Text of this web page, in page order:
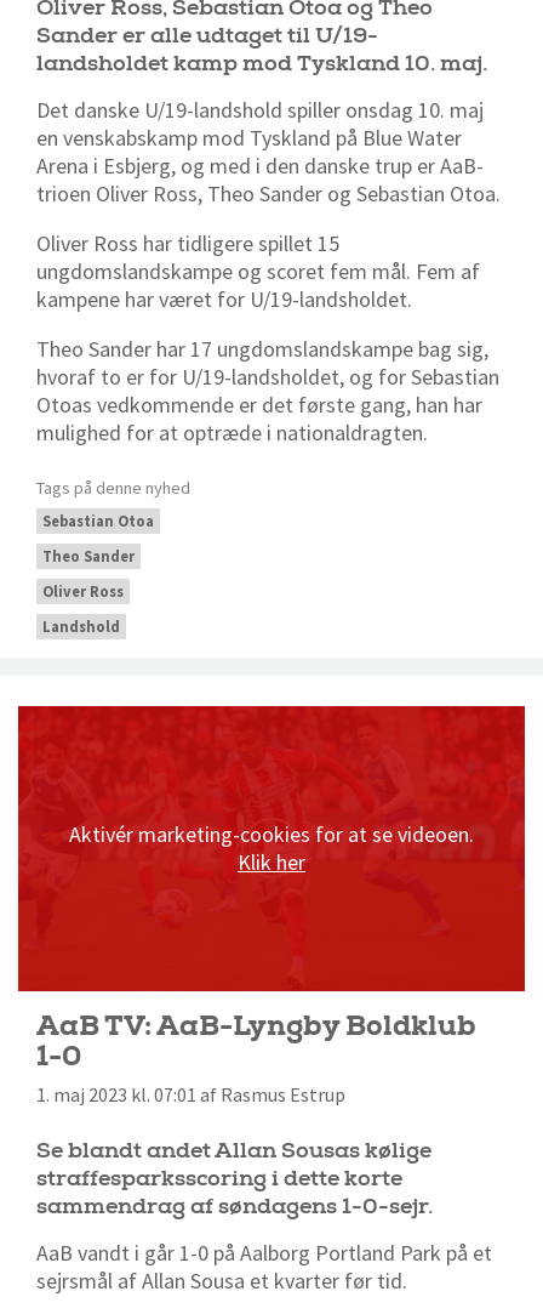
Oliver Ross, Sebastian Otoa og Theo
Sander er alle udtaget til U/19-
landsholdet kamp mod Tyskland 10. maj.
Det danske U/19-landshold spiller onsdag 10. maj
en venskabskamp mod Tyskland på Blue Water
Arena i Esbjerg, og med i den danske trup er AaB-
trioen Oliver Ross, Theo Sander og Sebastian Otoa.
Oliver Ross har tidligere spillet 15
ungdomslandskampe og scoret fem mål. Fem af
kampene har været for U/19-landsholdet.
Theo Sander har 17 ungdomslandskampe bag sig,
hvoraf to er for U/19-landsholdet, og for Sebastian
Otoas vedkommende er det første gang, han har
mulighed for at optræde i nationaldragten.
Tags på denne nyhed
Sebastian Otoa
Theo Sander
Oliver Ross
Landshold
Aktivér marketing-cookies for at se videoen.
Klik her
AaB TV: AaB-Lyngby Boldklub
1-0
1. maj 2023 kl. 07:01 af Rasmus Estrup
Se blandt andet Allan Sousas kølige
straffesparksscoring i dette korte
sammendrag af søndagens 1-0-sejr.
AaB vandt i går 1-0 på Aalborg Portland Park på et
sejrsmål af Allan Sousa et kvarter før tid.